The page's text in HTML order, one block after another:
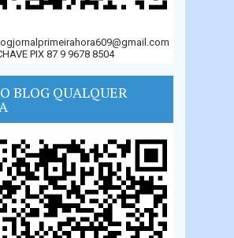
PIX 87 9 9678 8504
BLOG QUALQUER